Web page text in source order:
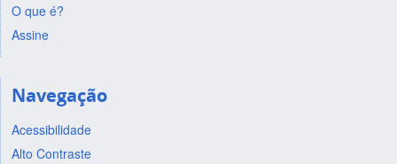
O que é?
Assine
Navegação
Acessibilidade
Alto Contraste